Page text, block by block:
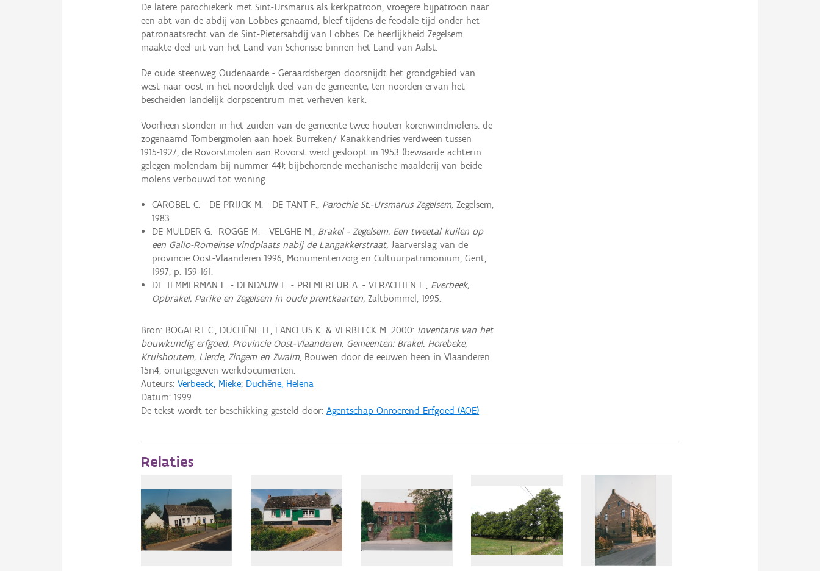
De latere parochiekerk met Sint-Ursmarus als kerkpatroon, vroegere bijpatroon naar
een abt van de abdij van Lobbes genaamd, bleef tijdens de feodale tijd onder het
patronaatsrecht van de Sint-Pietersabdij van Lobbes. De heerlijkheid Zegelsem
maakte deel uit van het Land van Schorisse binnen het Land van Aalst.
De oude steenweg Oudenaarde - Geraardsbergen doorsnijdt het grondgebied van
west naar oost in het noordelijk deel van de gemeente; ten noorden ervan het
bescheiden landelijk dorpscentrum met verheven kerk.
Voorheen stonden in het zuiden van de gemeente twee houten korenwindmolens: de
zogenaamd Tombergmolen aan hoek Burreken/ Kanakkendries verdween tussen
1915-1927, de Rovorstmolen aan Rovorst werd gesloopt in 1953 (bewaarde achterin
gelegen molendam bij nummer 44); bijbehorende mechanische maalderij van beide
molens verbouwd tot woning.
CAROBEL C. - DE PRIJCK M. - DE TANT F.,Parochie St.-Ursmarus Zegelsem,Zegelsem,
1983.
DE MULDER G.- ROGGE M. - VELGHE M., Brakel - Zegelsem. Een tweetal kuilen op
een Gallo-Romeinse vindplaats nabij de Langakkerstraat, Jaarverslag van de
provincie Oost-Vlaanderen 1996, Monumentenzorg en Cultuurpatrimonium, Gent,
1997, p. 159-161.
DE TEMMERMAN L. - DENDAUW F. - PREMEREUR A. - VERACHTEN L., Everbeek,
Opbrakel, Parike en Zegelsem in oude prentkaarten,Zaltbommel, 1995.
Bron: BOGAERT C., DUCHÊNE H., LANCLUS K. & VERBEECK M. 2000: Inventaris van het
bouwkundig erfgoed, Provincie Oost-Vlaanderen, Gemeenten: Brakel, Horebeke,
Kruishoutem, Lierde, Zingem en Zwalm , Bouwen door de eeuwen heen in Vlaanderen
15n4, onuitgegeven werkdocumenten.
Auteurs:Verbeeck, Mieke; Duchêne, Helena
Datum:1999
De tekst wordt ter beschikking gesteld door:Agentschap Onroerend Erfgoed (AOE)
Relaties